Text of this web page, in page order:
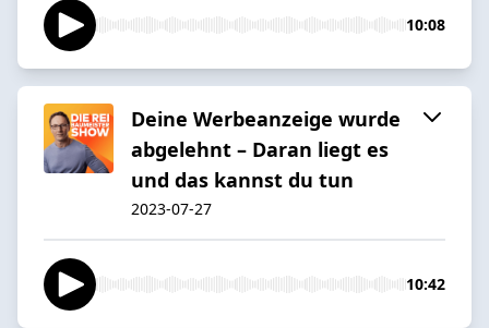
10:08
Deine Werbeanzeige wurde
abgelehnt – Daran liegt es
und das kannst du tun
2023-07-27
10:42